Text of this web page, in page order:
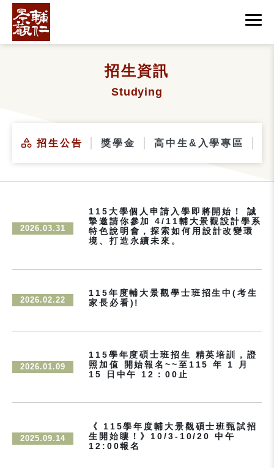
招生資訊
Studying
招生公告 獎學金 高中生&入學專區
2026.03.31
115大學個人申請入學即將開始！ 誠
摯邀請你參加 4/11輔大景觀設計學系
特色說明會，探索如何用設計改變環
境、打造永續未來。
2026.02.22
115年度輔大景觀學士班招生中(考生
家長必看)!
2026.01.09
115學年度碩士班招生 精英培訓，證
照加值 開始報名~~至115 年 1 月
15 日中午 12：00止
2025.09.14
《 115學年度輔大景觀碩士班甄試招
生開始瞜！》10/3-10/20 中午
12:00報名